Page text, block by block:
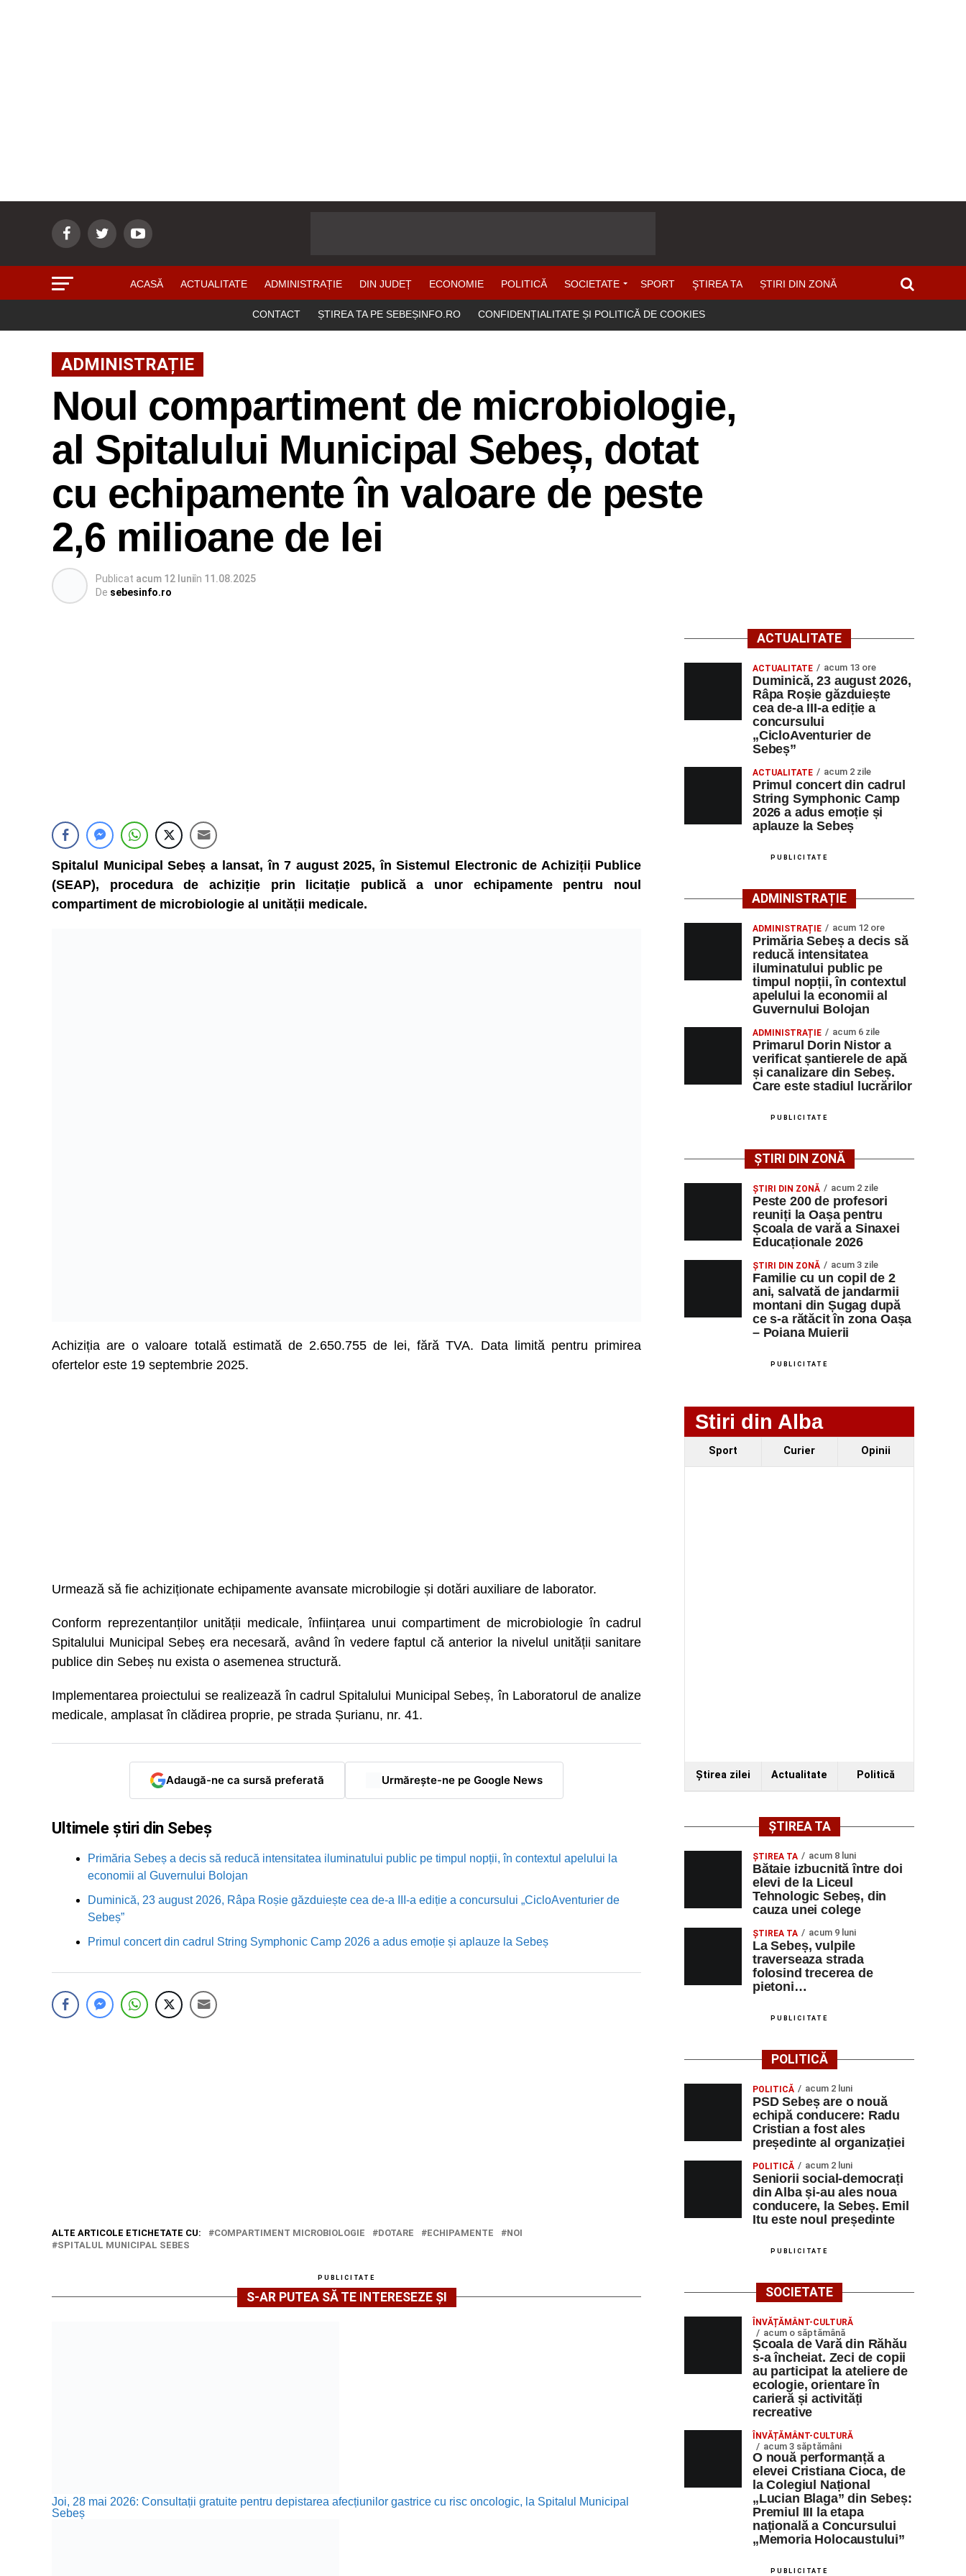
ACASĂ ACTUALITATE ADMINISTRAȚIE DIN JUDEȚ ECONOMIE POLITICĂ SOCIETATE SPORT ŞTIREA TA ȘTIRI DIN ZONĂ
CONTACT ȘTIREA TA PE SEBEȘINFO.RO CONFIDENȚIALITATE ȘI POLITICĂ DE COOKIES
ADMINISTRAȚIE
Noul compartiment de microbiologie,
al Spitalului Municipal Sebeș, dotat
cu echipamente în valoare de peste
2,6 milioane de lei
Publicat acum 12 luniîn 11.08.2025
De sebesinfo.ro
Spitalul Municipal Sebeș a lansat, în 7 august 2025, în Sistemul Electronic de Achiziții Publice
(SEAP), procedura de achiziție prin licitație publică a unor echipamente pentru noul
compartiment de microbiologie al unității medicale.
Achiziția are o valoare totală estimată de 2.650.755 de lei, fără TVA. Data limită pentru primirea
ofertelor este 19 septembrie 2025.
Urmează să fie achiziționate echipamente avansate microbilogie și dotări auxiliare de laborator.
Conform reprezentanților unității medicale, înființarea unui compartiment de microbiologie în cadrul
Spitalului Municipal Sebeș era necesară, având în vedere faptul că anterior la nivelul unității sanitare
publice din Sebeș nu exista o asemenea structură.
Implementarea proiectului se realizează în cadrul Spitalului Municipal Sebeș, în Laboratorul de analize
medicale, amplasat în clădirea proprie, pe strada Șurianu, nr. 41.
Adaugă-ne ca sursă preferată Urmărește-ne pe Google News
Ultimele știri din Sebeș
Primăria Sebeș a decis să reducă intensitatea iluminatului public pe timpul nopții, în contextul apelului la
economii al Guvernului Bolojan
Duminică, 23 august 2026, Râpa Roșie găzduiește cea de-a III-a ediție a concursului „CicloAventurier de
Sebeș”
Primul concert din cadrul String Symphonic Camp 2026 a adus emoție și aplauze la Sebeș
ALTE ARTICOLE ETICHETATE CU: COMPARTIMENT MICROBIOLOGIE DOTARE ECHIPAMENTE
NOI
SPITALUL MUNICIPAL SEBES
PUBLICITATE
S-AR PUTEA SĂ TE INTERESEZE ȘI
Joi, 28 mai 2026: Consultații gratuite pentru depistarea afecțiunilor gastrice cu risc oncologic, la Spitalul Municipal
Sebeș
ACTUALITATE
ACTUALITATE acum 13 ore
Duminică, 23 august 2026,
Râpa Roșie găzduiește
cea de-a III-a ediție a
concursului
„CicloAventurier de
Sebeș”
ACTUALITATE acum 2 zile
Primul concert din cadrul
String Symphonic Camp
2026 a adus emoție și
aplauze la Sebeș
PUBLICITATE
ADMINISTRAȚIE
ADMINISTRAȚIE acum 12 ore
Primăria Sebeș a decis să
reducă intensitatea
iluminatului public pe
timpul nopții, în contextul
apelului la economii al
Guvernului Bolojan
ADMINISTRAȚIE acum 6 zile
Primarul Dorin Nistor a
verificat șantierele de apă
și canalizare din Sebeș.
Care este stadiul lucrărilor
PUBLICITATE
ȘTIRI DIN ZONĂ
ȘTIRI DIN ZONĂ acum 2 zile
Peste 200 de profesori
reuniți la Oașa pentru
Școala de vară a Sinaxei
Educaționale 2026
ȘTIRI DIN ZONĂ acum 3 zile
Familie cu un copil de 2
ani, salvată de jandarmii
montani din Șugag după
ce s-a rătăcit în zona Oașa
– Poiana Muierii
PUBLICITATE
Stiri din Alba
Sport Curier Opinii
Ştirea zilei Actualitate Politică
ȘTIREA TA
ŞTIREA TA acum 8 luni
Bătaie izbucnită între doi
elevi de la Liceul
Tehnologic Sebeș, din
cauza unei colege
ŞTIREA TA acum 9 luni
La Sebeș, vulpile
traverseaza strada
folosind trecerea de
pietoni…
PUBLICITATE
POLITICĂ
POLITICĂ acum 2 luni
PSD Sebeș are o nouă
echipă conducere: Radu
Cristian a fost ales
președinte al organizației
POLITICĂ acum 2 luni
Seniorii social-democrați
din Alba și-au ales noua
conducere, la Sebeș. Emil
Itu este noul președinte
PUBLICITATE
SOCIETATE
ÎNVĂȚĂMÂNT-CULTURĂ
acum o săptămână
Școala de Vară din Răhău
s-a încheiat. Zeci de copii
au participat la ateliere de
ecologie, orientare în
carieră și activități
recreative
ÎNVĂȚĂMÂNT-CULTURĂ
acum 3 săptămâni
O nouă performanță a
elevei Cristiana Cioca, de
la Colegiul Național
„Lucian Blaga” din Sebeș:
Premiul III la etapa
națională a Concursului
„Memoria Holocaustului”
PUBLICITATE